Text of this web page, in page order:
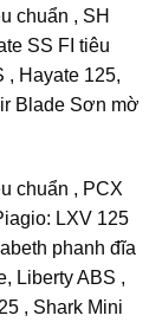
chuẩn , SH
SS FI tiêu
, Hayate 125,
Blade Sơn mờ
chuẩn , PCX
LXV 125
phanh đĩa
Liberty ABS ,
, Shark Mini